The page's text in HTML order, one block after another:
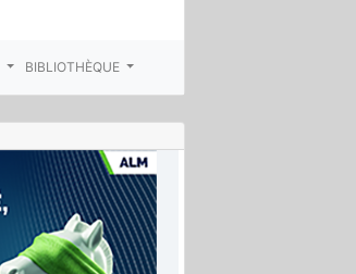
BIBLIOTHÈQUE